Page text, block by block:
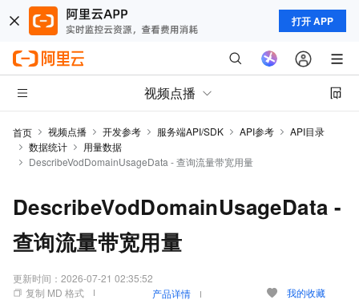
打开 APP
视频点播
首页 视频点播 开发参考 服务端API/SDK API参考
API目录
数据统计
用量数据
DescribeVodDomainUsageData - 查询流量带宽用量
DescribeVodDomainUsageData -
查询流量带宽用量
更新时间： 2026-07-21 02:35:52
复制 MD 格式
产品详情 我的收藏